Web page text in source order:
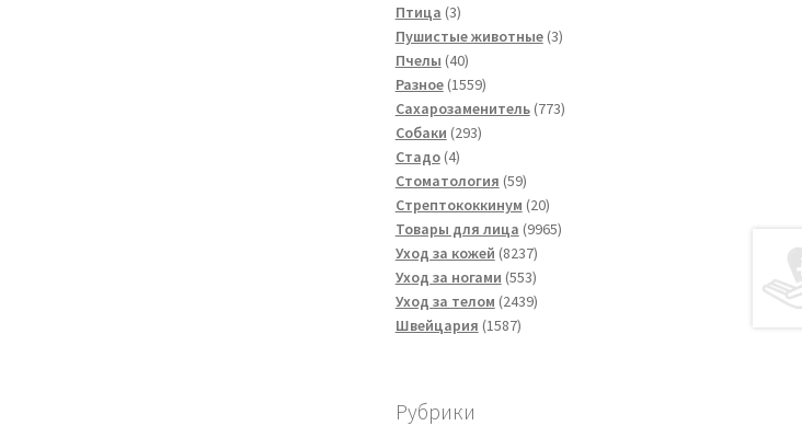
Птица 33
товара
Пушистые животные 33
Пчелы 4040
товаров
Разное 15591559
товаров
Сахарозаменитель 773773
Собаки 293293
Стадо 44
товара
Стоматология 5959
товаров
Стрептококкинум 2020
товаров
Товары для лица 99659965
Уход за кожей 82378237
товаров
Уход за ногами 553553
товара
Уход за телом 24392439
Швейцария 15871587
Рубрики